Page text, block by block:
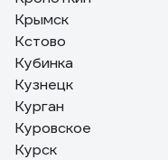
Крымск
Кстово
Кубинка
Кузнецк
Курган
Куровское
Курск